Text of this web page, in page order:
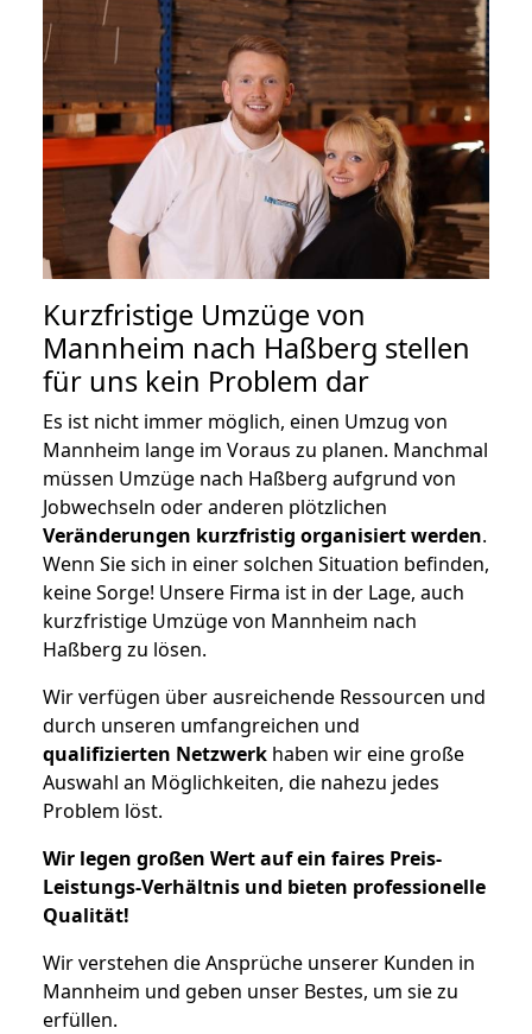
Kurzfristige Umzüge von
Mannheim nach Haßberg stellen
für uns kein Problem dar
Es ist nicht immer möglich, einen Umzug von
Mannheim lange im Voraus zu planen. Manchmal
müssen Umzüge nach Haßberg aufgrund von
Jobwechseln oder anderen plötzlichen
Veränderungen kurzfristig organisiert werden.
Wenn Sie sich in einer solchen Situation befinden,
keine Sorge! Unsere Firma ist in der Lage, auch
kurzfristige Umzüge von Mannheim nach
Haßberg zu lösen.
Wir verfügen über ausreichende Ressourcen und
durch unseren umfangreichen und
qualifizierten Netzwerk haben wir eine große
Auswahl an Möglichkeiten, die nahezu jedes
Problem löst.
Wir legen großen Wert auf ein faires Preis-
Leistungs-Verhältnis und bieten professionelle
Qualität!
Wir verstehen die Ansprüche unserer Kunden in
Mannheim und geben unser Bestes, um sie zu
erfüllen.